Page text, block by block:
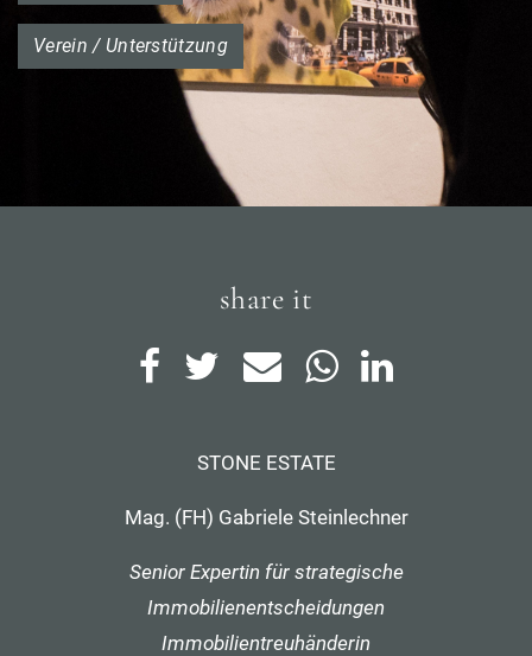
Verein / Unterstützung
share it
STONE ESTATE
Mag. (FH) Gabriele Steinlechner
Senior Expertin für strategische
Immobilienentscheidungen
Immobilientreuhänderin